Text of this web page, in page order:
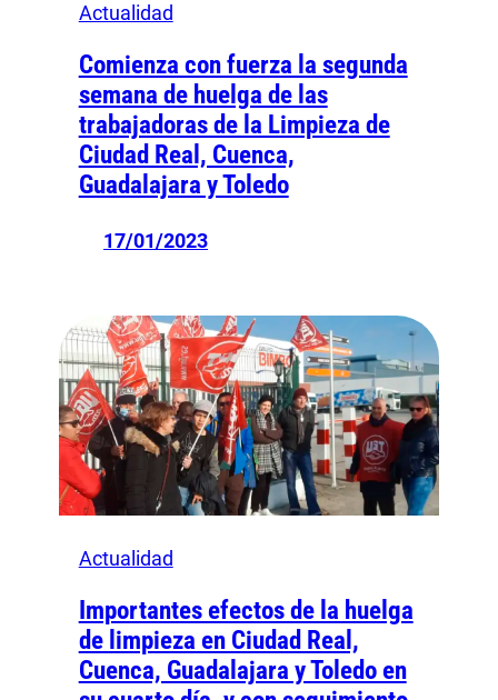
Actualidad
Comienza con fuerza la segunda
semana de huelga de las
trabajadoras de la Limpieza de
Ciudad Real, Cuenca,
Guadalajara y Toledo
17/01/2023
Actualidad
Importantes efectos de la huelga
de limpieza en Ciudad Real,
Cuenca, Guadalajara y Toledo en